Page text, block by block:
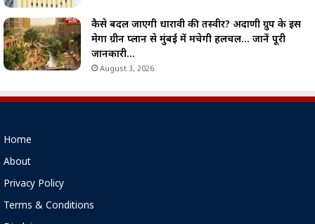
कैसे बदल जाएगी धारावी की तस्वीर? अदाणी ग्रुप के इस
मेगा ग्रीन प्लान से मुंबई में मचेगी हलचल… जानें पूरी
जानकारी…
August 3, 2026
Home
About
Privacy Policy
Terms & Conditions